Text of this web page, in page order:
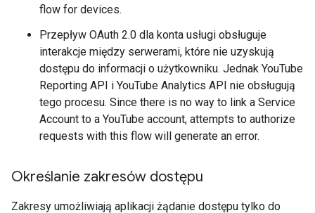
flow for devices.
Przepływ OAuth 2.0 dla konta usługi obsługuje
interakcje między serwerami, które nie uzyskują
dostępu do informacji o użytkowniku. Jednak YouTube
Reporting API i YouTube Analytics API nie obsługują
tego procesu. Since there is no way to link a Service
Account to a YouTube account, attempts to authorize
requests with this flow will generate an error.
Określanie zakresów dostępu
Zakresy umożliwiają aplikacji żądanie dostępu tylko do